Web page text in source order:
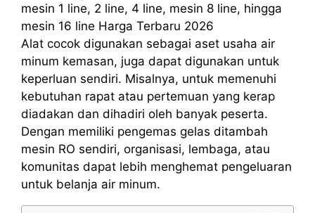
mesin 1 line, 2 line, 4 line, mesin 8 line, hingga
mesin 16 line Harga Terbaru 2026
Alat cocok digunakan sebagai aset usaha air
minum kemasan, juga dapat digunakan untuk
keperluan sendiri. Misalnya, untuk memenuhi
kebutuhan rapat atau pertemuan yang kerap
diadakan dan dihadiri oleh banyak peserta.
Dengan memiliki pengemas gelas ditambah
mesin RO sendiri, organisasi, lembaga, atau
komunitas dapat lebih menghemat pengeluaran
untuk belanja air minum.